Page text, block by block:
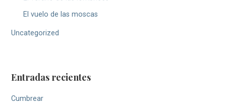
El vuelo de las moscas
Uncategorized
Entradas recientes
Cumbrear